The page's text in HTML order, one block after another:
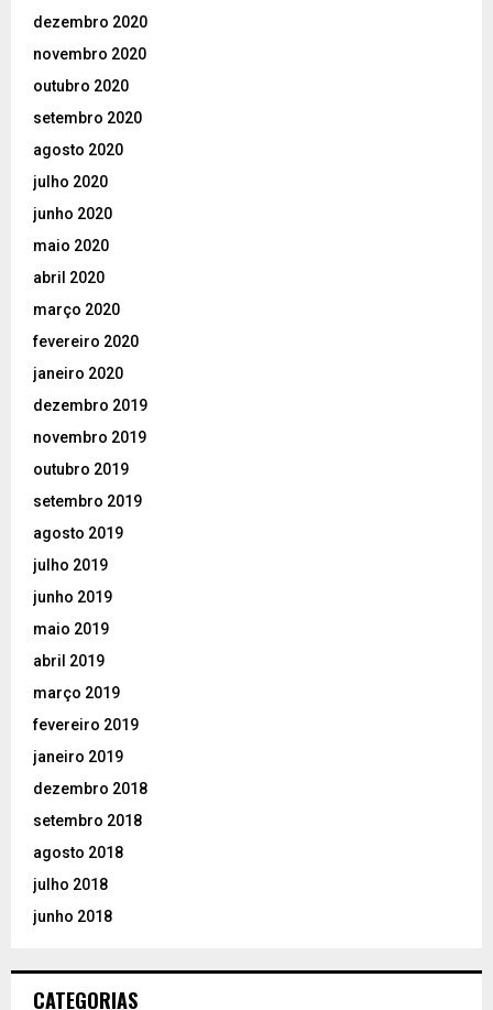
dezembro 2020
novembro 2020
outubro 2020
setembro 2020
agosto 2020
julho 2020
junho 2020
maio 2020
abril 2020
março 2020
fevereiro 2020
janeiro 2020
dezembro 2019
novembro 2019
outubro 2019
setembro 2019
agosto 2019
julho 2019
junho 2019
maio 2019
abril 2019
março 2019
fevereiro 2019
janeiro 2019
dezembro 2018
setembro 2018
agosto 2018
julho 2018
junho 2018
CATEGORIAS